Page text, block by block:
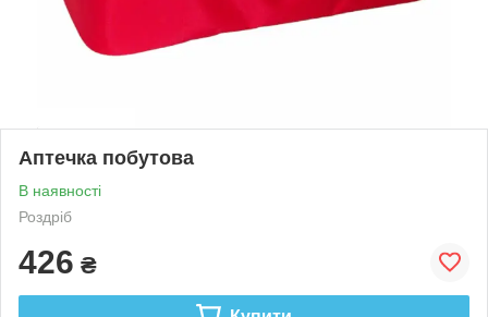
Аптечка побутова
В наявності
Роздріб
426 ₴